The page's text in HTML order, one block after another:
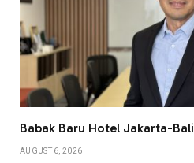
Babak Baru Hotel Jakarta-Bali
AUGUST 6, 2026